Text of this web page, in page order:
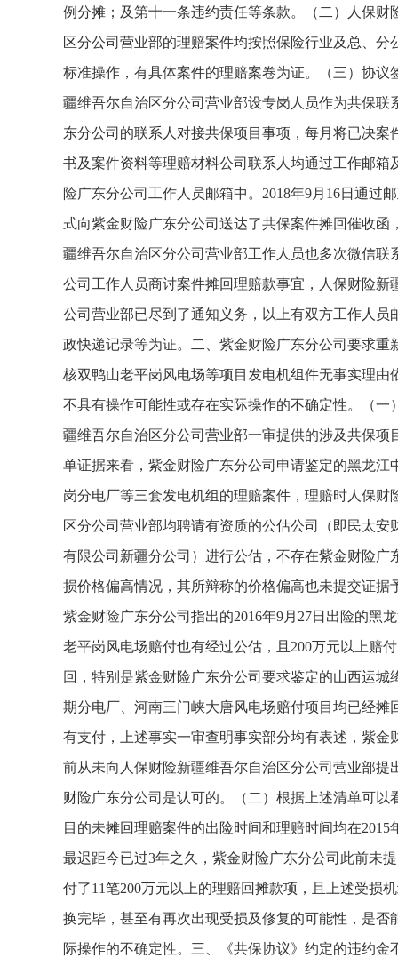
例分摊；及第十一条违约责任等条款。（二）人保财
区分公司营业部的理赔案件均按照保险行业及总、分
标准操作，有具体案件的理赔案卷为证。（三）协议
疆维吾尔自治区分公司营业部设专岗人员作为共保联
东分公司的联系人对接共保项目事项，每月将已决案
书及案件资料等理赔材料公司联系人均通过工作邮箱
险广东分公司工作人员邮箱中。2018年9月16日通过
式向紫金财险广东分公司送达了共保案件摊回催收函
疆维吾尔自治区分公司营业部工作人员也多次微信联
公司工作人员商讨案件摊回理赔款事宜，人保财险新
公司营业部已尽到了通知义务，以上有双方工作人员
政快递记录等为证。二、紫金财险广东分公司要求重
核双鸭山老平岗风电场等项目发电机组件无事实理由
不具有操作可能性或存在实际操作的不确定性。（一
疆维吾尔自治区分公司营业部一审提供的涉及共保项
单证据来看，紫金财险广东分公司申请鉴定的黑龙江
岗分电厂等三套发电机组的理赔案件，理赔时人保财
区分公司营业部均聘请有资质的公估公司（即民太安
有限公司新疆分公司）进行公估，不存在紫金财险广
损价格偏高情况，其所辩称的价格偏高也未提交证据
紫金财险广东分公司指出的2016年9月27日出险的黑
老平岗风电场赔付也有经过公估，且200万元以上赔
回，特别是紫金财险广东分公司要求鉴定的山西运城
期分电厂、河南三门峡大唐风电场赔付项目均已经摊
有支付，上述事实一审查明事实部分均有表述，紫金
前从未向人保财险新疆维吾尔自治区分公司营业部提
财险广东分公司是认可的。（二）根据上述清单可以
目的未摊回理赔案件的出险时间和理赔时间均在2015
最迟距今已过3年之久，紫金财险广东分公司此前未
付了11笔200万元以上的理赔回摊款项，且上述受损
换完毕，甚至有再次出现受损及修复的可能性，是否
际操作的不确定性。三、《共保协议》约定的违约金